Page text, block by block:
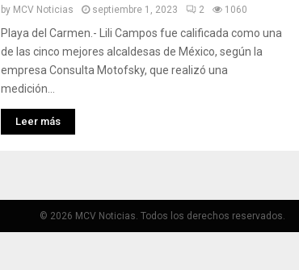
by MCV Noticias septiembre 1, 2023 2 1060
Playa del Carmen.- Lili Campos fue calificada como una
de las cinco mejores alcaldesas de México, según la
empresa Consulta Motofsky, que realizó una
medición...
Leer más
© 2026 MCV Noticias. Todos los derechos reservados.